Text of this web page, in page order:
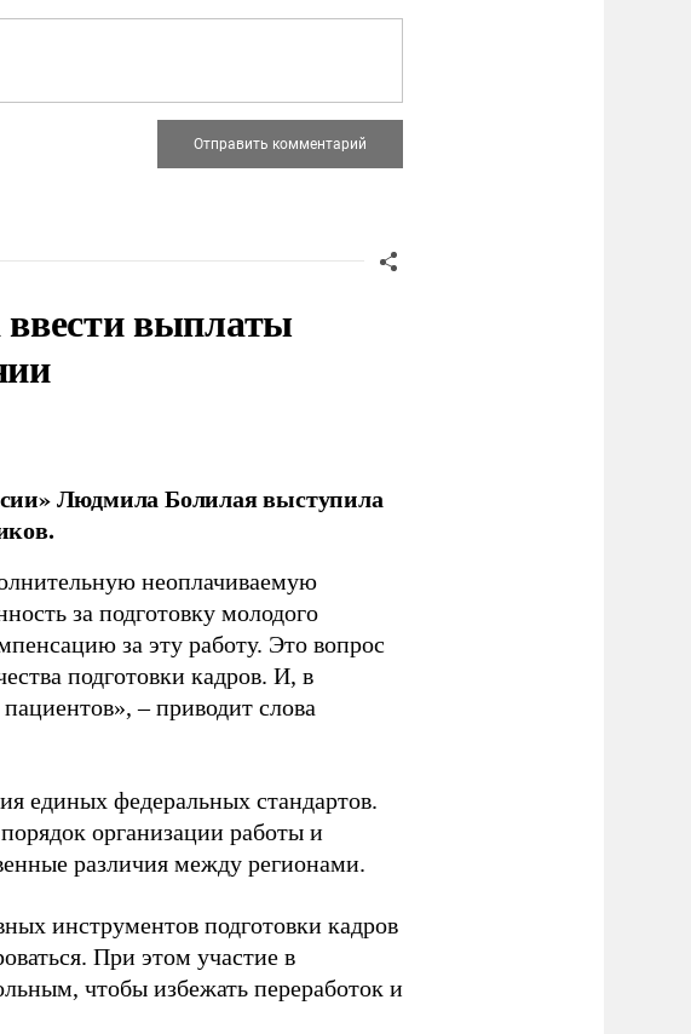
ввести выплаты
Людмила Болилая выступила
неоплачиваемую
за подготовку молодого
за эту работу. Это вопрос
подготовки кадров. И, в
– приводит слова
единых федеральных стандартов.
организации работы и
различия между регионами.
инструментов подготовки кадров
При этом участие в
чтобы избежать переработок и